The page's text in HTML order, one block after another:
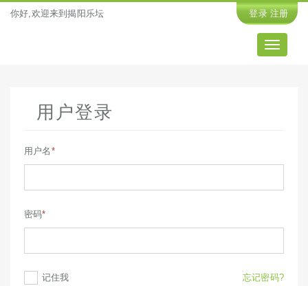
你好,欢迎来到揭阳乐坛 登录 注册
导
航
用户登录
用户名 *
密码*
记住我 忘记密码?